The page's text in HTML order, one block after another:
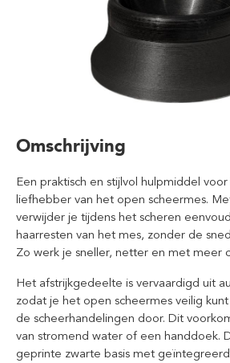
Omschrijving
Een praktisch en stijlvol hulpmiddel
liefhebber van het open scheermes.
verwijder je tijdens het scheren
haarresten van het mes, zonder de
Zo werk je sneller, netter en met meer
Het afstrijkgedeelte is vervaardigd uit
zodat je het open scheermes veilig kunt
de scheerhandelingen door. Dit
van stromend water of een handdoek.
geprinte zwarte basis met